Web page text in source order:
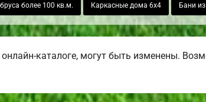
более 100 кв.м. Каркасные дома 6х4 Бани
каталоге, могут быть изменены.